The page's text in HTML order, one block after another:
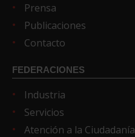
Prensa
Publicaciones
Contacto
FEDERACIONES
Industria
Servicios
Atención a la Ciudadanía